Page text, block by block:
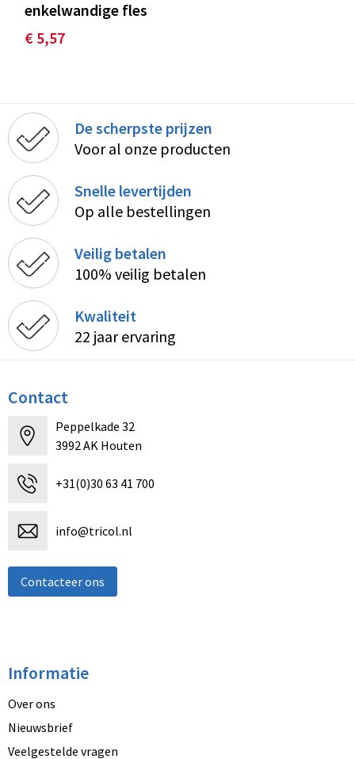
enkelwandige fles
€ 5,57
De scherpste prijzen
Voor al onze producten
Snelle levertijden
Op alle bestellingen
Veilig betalen
100% veilig betalen
Kwaliteit
22 jaar ervaring
Contact
Peppelkade 32
3992 AK Houten
+31(0)30 63 41 700
info@tricol.nl
Contacteer ons
Informatie
Over ons
Nieuwsbrief
Veelgestelde vragen